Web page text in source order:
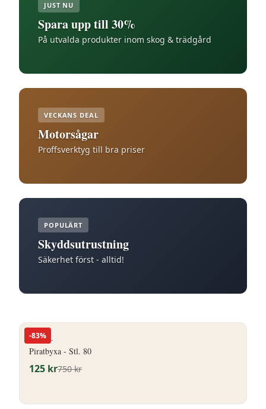
JUST NU
Spara upp till 30%
På utvalda produkter inom skog & trädgård
VECKANS DEAL
Motorsågar
Proffsverktyg till bra priser
POPULÄRT
Skyddsutrustning
Säkerhet först - alltid!
-83%
ENGEL
Piratbyxa - Stl. 80
125 kr750kr